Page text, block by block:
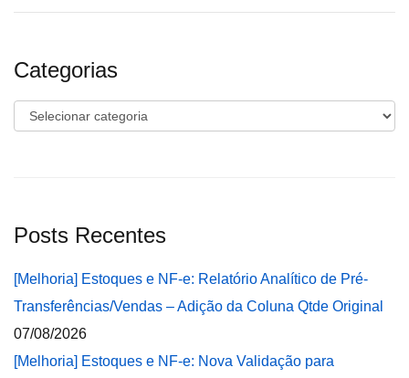
Categorias
Categorias
Posts Recentes
[Melhoria] Estoques e NF-e: Relatório Analítico de Pré-
Transferências/Vendas – Adição da Coluna Qtde Original
07/08/2026
[Melhoria] Estoques e NF-e: Nova Validação para